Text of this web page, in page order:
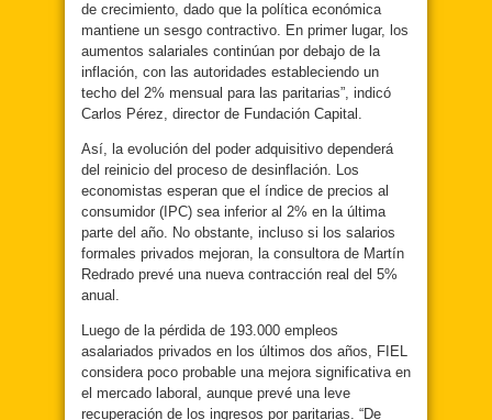
de crecimiento, dado que la política económica
mantiene un sesgo contractivo. En primer lugar, los
aumentos salariales continúan por debajo de la
inflación, con las autoridades estableciendo un
techo del 2% mensual para las paritarias”, indicó
Carlos Pérez, director de Fundación Capital.
Así, la evolución del poder adquisitivo dependerá
del reinicio del proceso de desinflación. Los
economistas esperan que el índice de precios al
consumidor (IPC) sea inferior al 2% en la última
parte del año. No obstante, incluso si los salarios
formales privados mejoran, la consultora de Martín
Redrado prevé una nueva contracción real del 5%
anual.
Luego de la pérdida de 193.000 empleos
asalariados privados en los últimos dos años, FIEL
considera poco probable una mejora significativa en
el mercado laboral, aunque prevé una leve
recuperación de los ingresos por paritarias. “De